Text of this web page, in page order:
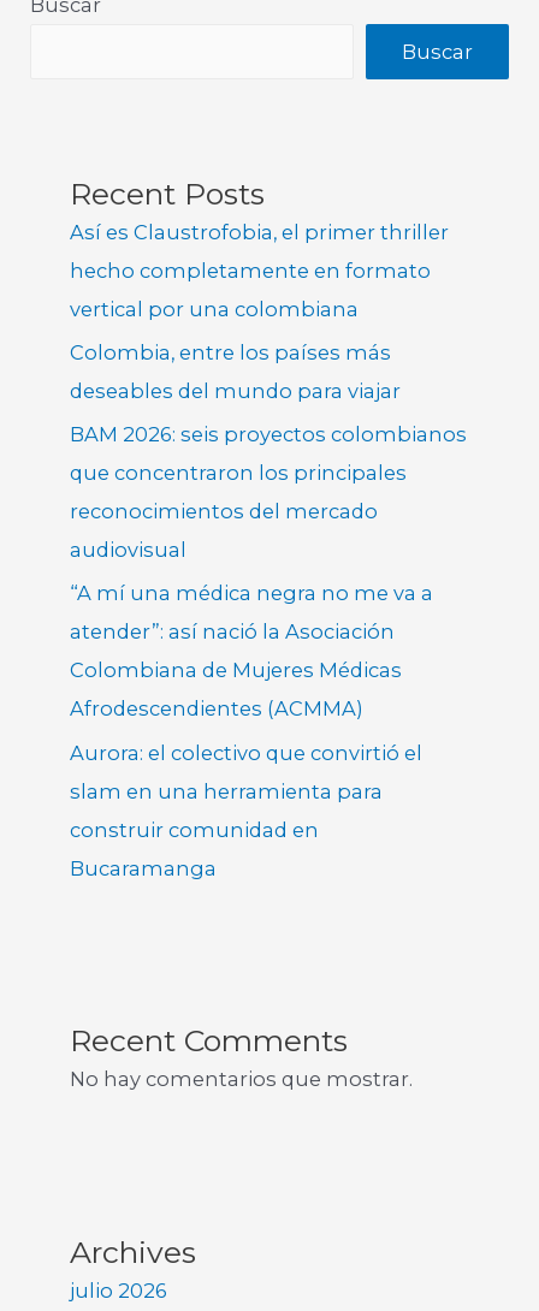
Buscar
Buscar
Recent Posts
Así es Claustrofobia, el primer thriller
hecho completamente en formato
vertical por una colombiana
Colombia, entre los países más
deseables del mundo para viajar
BAM 2026: seis proyectos colombianos
que concentraron los principales
reconocimientos del mercado
audiovisual
“A mí una médica negra no me va a
atender”: así nació la Asociación
Colombiana de Mujeres Médicas
Afrodescendientes (ACMMA)
Aurora: el colectivo que convirtió el
slam en una herramienta para
construir comunidad en
Bucaramanga
Recent Comments
No hay comentarios que mostrar.
Archives
julio 2026